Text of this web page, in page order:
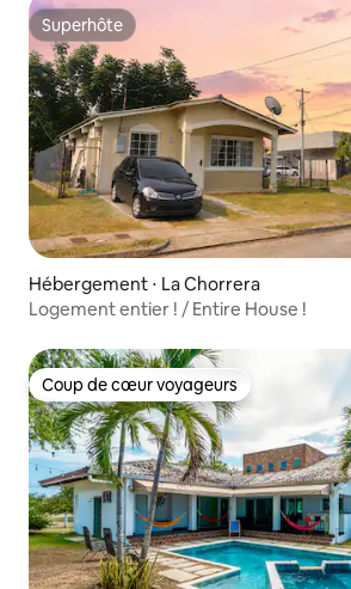
Superhôte
Superhôte
Hébergement ⋅ La Chorrera
Logement entier ! / Entire House !
Coup de cœur voyageurs
Coup de cœur voyageurs